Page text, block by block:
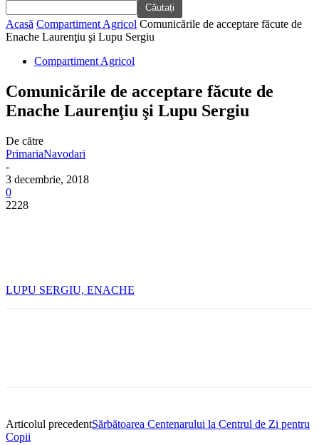
Acasă Compartiment Agricol Comunicările de acceptare făcute de
Enache Laurenţiu şi Lupu Sergiu
Compartiment Agricol
Comunicările de acceptare făcute de
Enache Laurenţiu şi Lupu Sergiu
De către
PrimariaNavodari
-
3 decembrie, 2018
0
2228
LUPU SERGIU, ENACHE
Articolul precedentSărbătoarea Centenarului la Centrul de Zi pentru
Copii